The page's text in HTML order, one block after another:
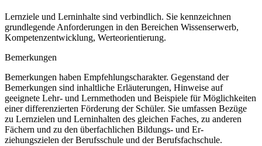
Lernziele und Lerninhalte sind verbindlich. Sie kennzeichnen
grundlegende Anforderungen in den Bereichen Wissenserwerb,
Kompetenzentwicklung, Werteorientierung.
Bemerkungen
Bemerkungen haben Empfehlungscharakter. Gegenstand der
Bemerkungen sind inhaltliche Erläuterungen, Hinweise auf
geeignete Lehr- und Lernmethoden und Beispiele für Möglichkeiten
einer differenzierten Förderung der Schüler. Sie umfassen Bezüge
zu Lernzielen und Lerninhalten des gleichen Faches, zu anderen
Fächern und zu den überfachlichen Bildungs- und Er-
ziehungszielen der Berufsschule und der Berufsfachschule.